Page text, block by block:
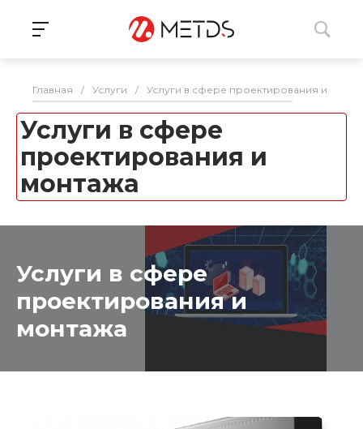
Главная / Услуги / Услуги в сфере проектирования и
Услуги в сфере
проектирования и
монтажа
Услуги в сфере
проектирования и
монтажа